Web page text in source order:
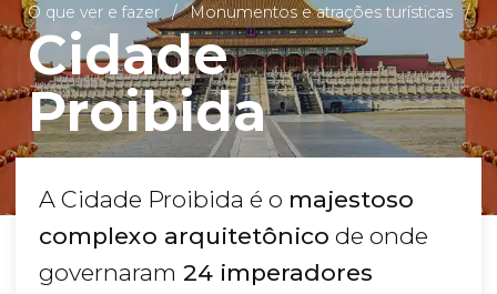
O que ver e fazer Monumentos e atrações turísticas
Cidade
Proibida
A Cidade Proibida é o majestoso
complexo arquitetônico de onde
governaram 24 imperadores